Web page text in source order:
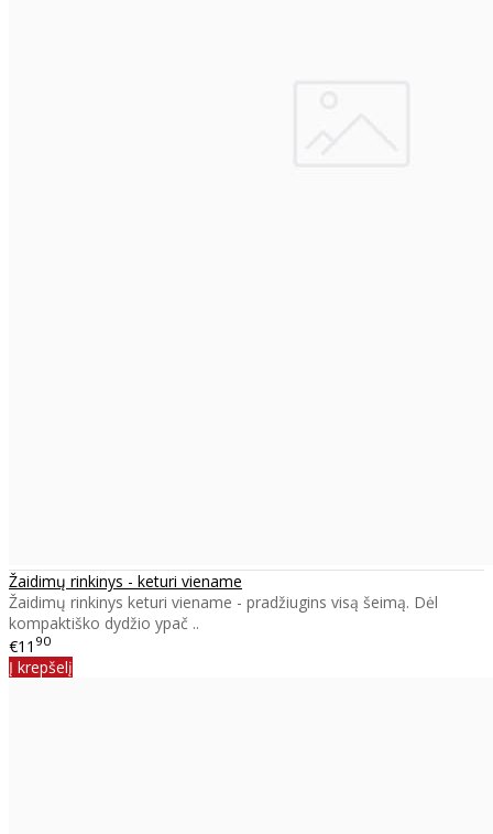
Žaidimų rinkinys - keturi viename
Žaidimų rinkinys keturi viename - pradžiugins visą šeimą. Dėl
kompaktiško dydžio ypač ..
€11 90
Į krepšelį